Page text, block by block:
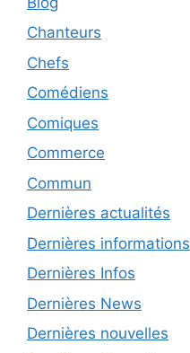
Chanteurs
Chefs
Comédiens
Comiques
Commerce
Commun
Dernières actualités
Dernières informations
Dernières Infos
Dernières News
Dernières nouvelles